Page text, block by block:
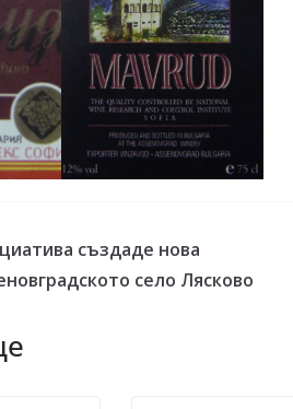
създаде нова
село Лясково